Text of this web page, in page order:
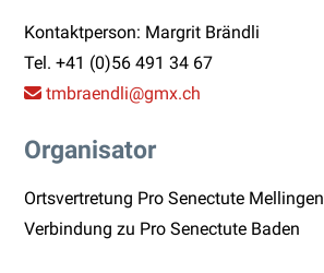
Kontaktperson: Margrit Brändli
Tel.+41 (0)56 491 34 67
tmbraendli@gmx.ch
Organisator
Ortsvertretung Pro Senectute Mellingen
Verbindung zu Pro Senectute Baden